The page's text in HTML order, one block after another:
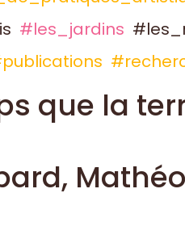
#les_jardins
que la